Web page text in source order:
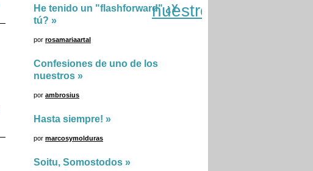
He tenido un "flashforward" ¿Y
tú? »
por rosamariaartal
Confesiones de uno de los
nuestros »
por ambrosius
Hasta siempre! »
por marcosymolduras
Soitu, Somostodos »